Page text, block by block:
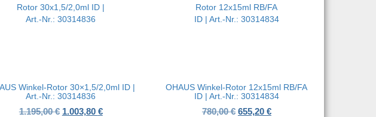
€
€.
Winkel-Rotor 30×1,5/2,0ml ID |
Art.-Nr.: 30314836
1.195,00€ Ursprünglicher Preis war: 1.195,00 €
1.003,80 €Aktueller Preis ist: 1.003,80 €.
OHAUS Winkel-Rotor 12x15ml RB/FA
ID | Art.-Nr.: 30314834
780,00€ Ursprünglicher Preis war: 780,00
655,20 €Aktueller Preis ist: